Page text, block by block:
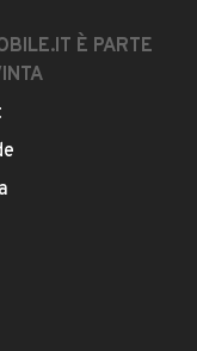
È PARTE